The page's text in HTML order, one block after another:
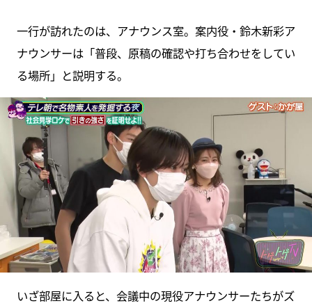
一行が訪れたのは、アナウンス室。案内役・鈴木新彩ア
ナウンサーは「普段、原稿の確認や打ち合わせをしてい
る場所」と説明する。
いざ部屋に入ると、会議中の現役アナウンサーたちがズ